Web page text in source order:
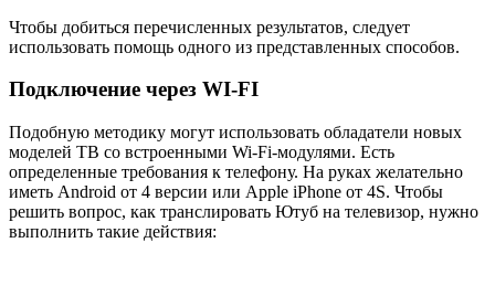
Чтобы добиться перечисленных результатов, следует
использовать помощь одного из представленных способов.
Подключение через WI-FI
Подобную методику могут использовать обладатели новых
моделей ТВ со встроенными Wi-Fi-модулями. Есть
определенные требования к телефону. На руках желательно
иметь Android от 4 версии или Apple iPhone от 4S. Чтобы
решить вопрос, как транслировать Ютуб на телевизор, нужно
выполнить такие действия: